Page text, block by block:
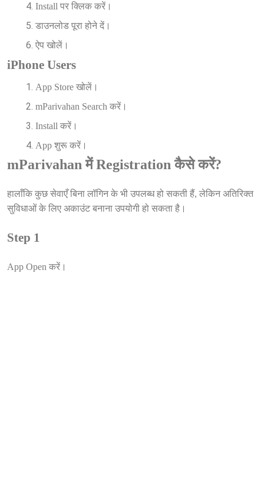
Install पर क्लिक करें।
डाउनलोड पूरा होने दें।
ऐप खोलें।
iPhone Users
App Store खोलें।
mParivahan Search करें।
Install करें।
App शुरू करें।
mParivahan में Registration कैसे करें?
हालाँकि कुछ सेवाएँ बिना लॉगिन के भी उपलब्ध हो सकती हैं, लेकिन अतिरिक्त
सुविधाओं के लिए अकाउंट बनाना उपयोगी हो सकता है।
Step 1
App Open करें।